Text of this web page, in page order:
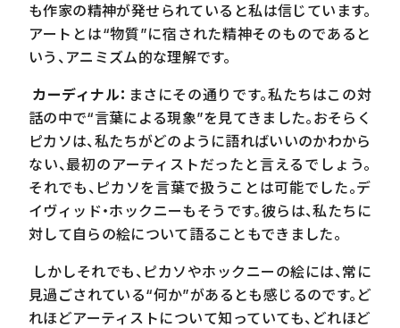
アート鑑賞とは、どんな作品にも存在する“盲点”を
探し出すこと
も作家の精神が発せられていると私は信じています。
アートとは“物質”に宿された精神そのものであると
いう、アニミズム的な理解です。
カーディナル： まさにその通りです。私たちはこの対
話の中で“言葉による現象”を見てきました。おそらく
ピカソは、私たちがどのように語ればいいのかわから
ない、最初のアーティストだったと言えるでしょう。
それでも、ピカソを言葉で扱うことは可能でした。デ
イヴィッド・ホックニーもそうです。彼らは、私たちに
対して自らの絵について語ることもできました。
しかしそれでも、ピカソやホックニーの絵には、常に
見過ごされている“何か”があるとも感じるのです。ど
れほどアーティストについて知っていても、どれほど